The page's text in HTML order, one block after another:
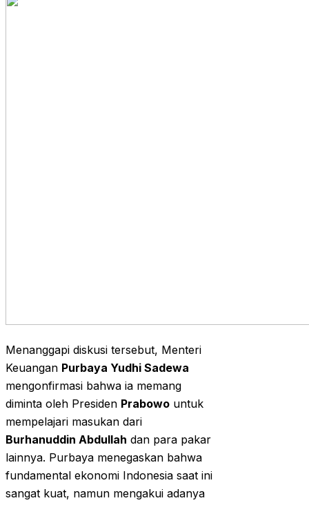
Menanggapi diskusi tersebut, Menteri
Keuangan Purbaya Yudhi Sadewa
mengonfirmasi bahwa ia memang
diminta oleh Presiden Prabowo untuk
mempelajari masukan dari
Burhanuddin Abdullah dan para pakar
lainnya. Purbaya menegaskan bahwa
fundamental ekonomi Indonesia saat ini
sangat kuat, namun mengakui adanya